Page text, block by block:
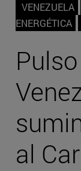
VENEZUELA
ENERGÉTICA
al